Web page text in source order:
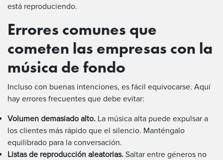
está reproduciendo.
Errores comunes que
cometen las empresas con la
música de fondo
Incluso con buenas intenciones, es fácil equivocarse. Aquí
hay errores frecuentes que debe evitar:
Volumen demasiado alto. La música alta puede expulsar a
los clientes más rápido que el silencio. Manténgalo
equilibrado para la conversación.
Listas de reproducción aleatorias. Saltar entre géneros no